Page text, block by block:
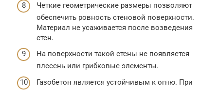
Четкие геометрические размеры позволяют
обеспечить ровность стеновой поверхности.
Материал не усаживается после возведения
стен.
На поверхности такой стены не появляется
плесень или грибковые элементы.
Газобетон является устойчивым к огню. При